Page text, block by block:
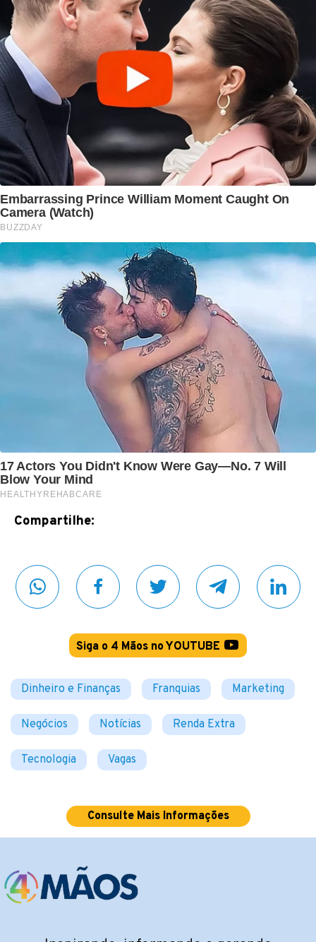
Compartilhe:
Siga o 4 Mãos no YOUTUBE
Dinheiro e Finanças Franquias Marketing
Negócios Notícias Renda Extra
Tecnologia Vagas
Consulte Mais Informações